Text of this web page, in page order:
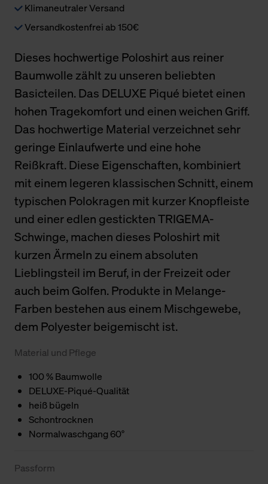
Klimaneutraler Versand
Versandkostenfrei ab 150€
Dieses hochwertige Poloshirt aus reiner
Baumwolle zählt zu unseren beliebten
Basicteilen. Das DELUXE Piqué bietet einen
hohen Tragekomfort und einen weichen Griff.
Das hochwertige Material verzeichnet sehr
geringe Einlaufwerte und eine hohe
Reißkraft. Diese Eigenschaften, kombiniert
mit einem legeren klassischen Schnitt, einem
typischen Polokragen mit kurzer Knopfleiste
und einer edlen gestickten TRIGEMA-
Schwinge, machen dieses Poloshirt mit
kurzen Ärmeln zu einem absoluten
Lieblingsteil im Beruf, in der Freizeit oder
auch beim Golfen. Produkte in Melange-
Farben bestehen aus einem Mischgewebe,
dem Polyester beigemischt ist.
Material und Pflege
100 % Baumwolle
DELUXE-Piqué-Qualität
heiß bügeln
Schontrocknen
Normalwaschgang 60°
Passform